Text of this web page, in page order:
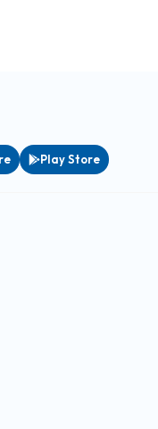
Play Store